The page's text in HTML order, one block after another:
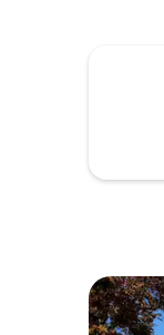
dziecka
wejścia
celów